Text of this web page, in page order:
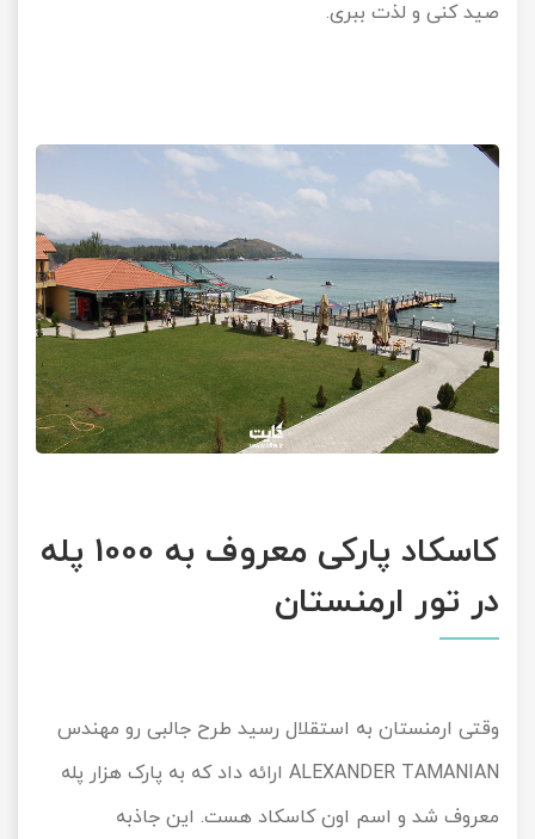
صید کنی و لذت ببری.
کاسکاد پارکی معروف به 1000 پله
در تور ارمنستان
وقتی ارمنستان به استقلال رسید طرح جالبی رو مهندس
ALEXANDER TAMANIAN ارائه داد که به پارک هزار پله
معروف شد و اسم اون کاسکاد هست. این جاذبه